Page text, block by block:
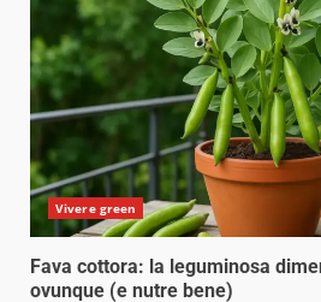
Vivere green
Fava cottora: la leguminosa
ovunque (e nutre bene)